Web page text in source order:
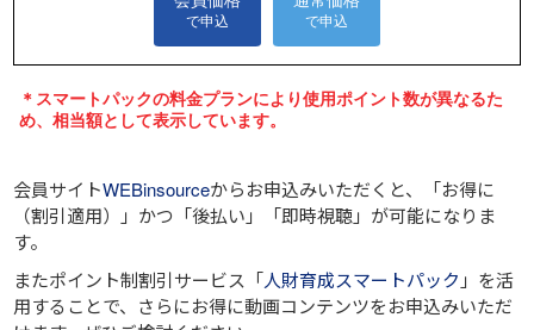
会員サイトWEBinsourceからお申込みいただくと、
「お得に
（割引適用）」 かつ 「後払い」 「即時視聴」 が可能になりま
す。
またポイント制割引サービス「人財育成スマートパック 」を活
用することで、さらにお得に動画コンテンツをお申込みいただ